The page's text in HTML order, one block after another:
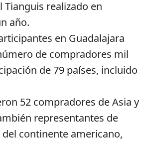
Tianguis realizado en
año.
en Guadalajara
de compradores mil
de 79 países, incluido
52 compradores de Asia y
representantes de
continente americano,